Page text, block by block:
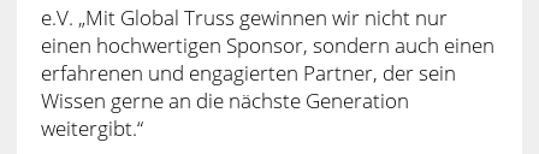
e.V. „Mit Global Truss gewinnen wir nicht nur
einen hochwertigen Sponsor, sondern auch einen
erfahrenen und engagierten Partner, der sein
Wissen gerne an die nächste Generation
weitergibt.“